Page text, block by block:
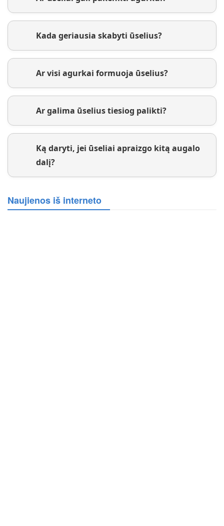
Kada geriausia skabyti ūselius?
Ar visi agurkai formuoja ūselius?
Ar galima ūselius tiesiog palikti?
Ką daryti, jei ūseliai apraizgo kitą augalo
dalį?
Naujienos iš interneto